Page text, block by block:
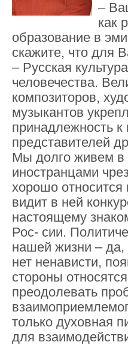
–
как
образование в
скажите, что для
– Русская
человечества.
композиторов,
музыкантов
принадлежность
представителей
Мы долго живем в
иностранцами
хорошо относится
видит в ней
настоящему
Рос- сии.
нашей жизни – да,
нет ненависти,
стороны
преодолевать
только духовная
для